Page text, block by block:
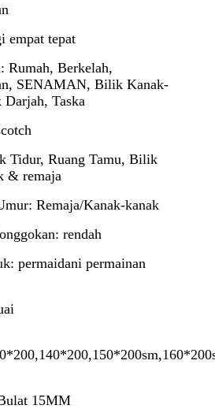
empat tepat
Rumah, Berkelah,
SENAMAN, Bilik Kanak-
Taska
Tidur, Ruang Tamu, Bilik
& remaja
Remaja/Kanak-kanak
rendah
permaidani permainan
15MM